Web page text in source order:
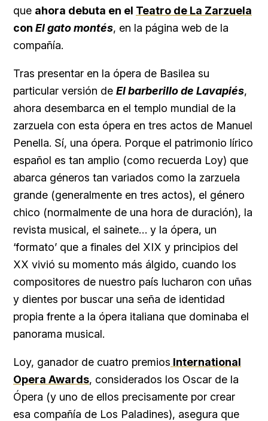
que ahora debuta en el Teatro de La Zarzuela
con El gato montés, en la página web de la
compañía.
Tras presentar en la ópera de Basilea su
particular versión de El barberillo de Lavapiés,
ahora desembarca en el templo mundial de la
zarzuela con esta ópera en tres actos de Manuel
Penella. Sí, una ópera. Porque el patrimonio lírico
español es tan amplio (como recuerda Loy) que
abarca géneros tan variados como la zarzuela
grande (generalmente en tres actos), el género
chico (normalmente de una hora de duración), la
revista musical, el sainete… y la ópera, un
‘formato’ que a finales del XIX y principios del
XX vivió su momento más álgido, cuando los
compositores de nuestro país lucharon con uñas
y dientes por buscar una seña de identidad
propia frente a la ópera italiana que dominaba el
panorama musical.
Loy, ganador de cuatro premios International
Opera Awards, considerados los Oscar de la
Ópera (y uno de ellos precisamente por crear
esa compañía de Los Paladines), asegura que